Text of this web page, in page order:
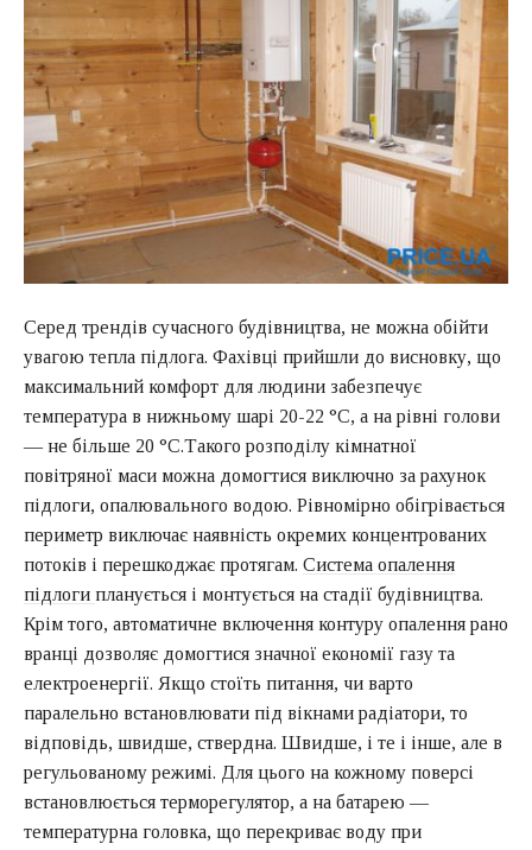
Серед трендів сучасного будівництва, не можна обійти
увагою тепла підлога. Фахівці прийшли до висновку, що
максимальний комфорт для людини забезпечує
температура в нижньому шарі 20-22 °С, а на рівні голови
— не більше 20 °С.Такого розподілу кімнатної
повітряної маси можна домогтися виключно за рахунок
підлоги, опалювального водою. Рівномірно обігрівається
периметр виключає наявність окремих концентрованих
потоків і перешкоджає протягам. Система опалення
підлоги планується і монтується на стадії будівництва.
Крім того, автоматичне включення контуру опалення рано
вранці дозволяє домогтися значної економії газу та
електроенергії. Якщо стоїть питання, чи варто
паралельно встановлювати під вікнами радіатори, то
відповідь, швидше, ствердна. Швидше, і те і інше, але в
регульованому режимі. Для цього на кожному поверсі
встановлюється терморегулятор, а на батарею —
температурна головка, що перекриває воду при